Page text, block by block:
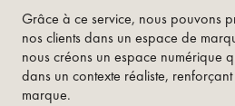
Grâce à ce service, nous pouvons
nos clients dans un espace de
nous créons un espace numérique
dans un contexte réaliste,
marque.